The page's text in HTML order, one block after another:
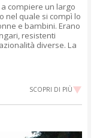
compiere un largo
nel quale si compì lo
e bambini. Erano
resistenti
diverse. La
SCOPRI DI PIÙ